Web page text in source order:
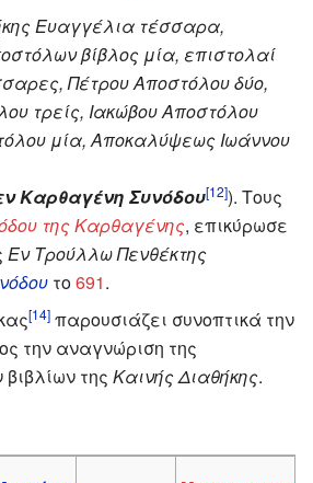
Ευαγγέλια τέσσαρα,
βίβλος μία, επιστολαί
Πέτρου Αποστόλου δύο,
τρείς, Ιακώβου Αποστόλου
μία, Αποκαλύψεως Ιωάννου
Καρθαγένη Συνόδου[12]). Τους
της Καρθαγένης, επικύρωσε
Εν Τρούλλω Πενθέκτης
το691.
[14] παρουσιάζει συνοπτικά την
την αναγνώριση της
της Καινής Διαθήκης.